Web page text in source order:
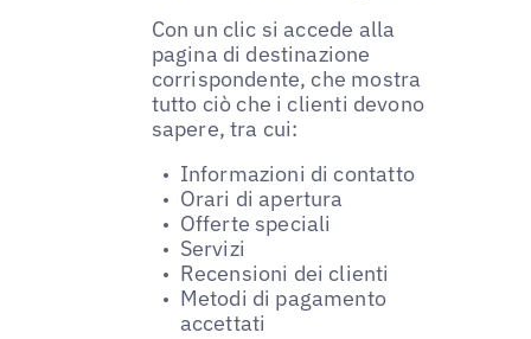
Con un clic si accede alla
pagina di destinazione
corrispondente, che mostra
tutto ciò che i clienti devono
sapere, tra cui:
Informazioni di contatto
Orari di apertura
Offerte speciali
Servizi
Recensioni dei clienti
Metodi di pagamento
accettati